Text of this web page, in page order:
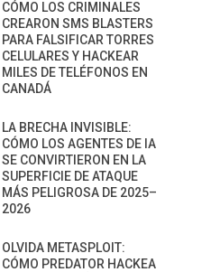
CÓMO LOS CRIMINALES
CREARON SMS BLASTERS
PARA FALSIFICAR TORRES
CELULARES Y HACKEAR
MILES DE TELÉFONOS EN
CANADÁ
LA BRECHA INVISIBLE:
CÓMO LOS AGENTES DE IA
SE CONVIRTIERON EN LA
SUPERFICIE DE ATAQUE
MÁS PELIGROSA DE 2025–
2026
OLVIDA METASPLOIT:
CÓMO PREDATOR HACKEA